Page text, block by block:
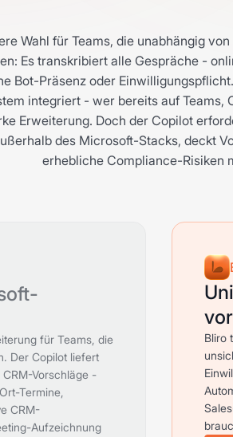
Wahl für Teams, die unabhängig
Es transkribiert alle Gespräche -
Bot-Präsenz oder
integriert - wer bereits auf Teams,
Erweiterung. Doch der Copilot
des Microsoft-Stacks, deckt
erhebliche Compliance-Risiken
für Teams, die
Der Copilot liefert
Vorschläge -
Termine,
CRM-
Aufzeichnung
Bliro